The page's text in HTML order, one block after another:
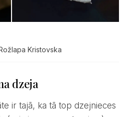
Kristovska
dzeja